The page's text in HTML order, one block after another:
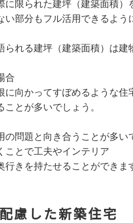
に限られた建坪（建築面積）
い部分もフル活用できるよう
られる建坪（建築面積）は建
合
に向かってすぼめるような住
とが多いでしょう。
の問題と向き合うことが多い
ことで工夫やインテリア
きを持たせることができま
慮した新築住宅